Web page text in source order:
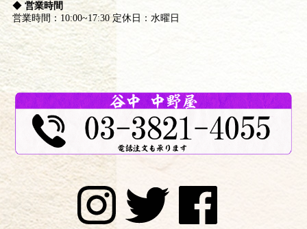
◆営業時間
営業時間：10:00~17:30 定休日：水曜日